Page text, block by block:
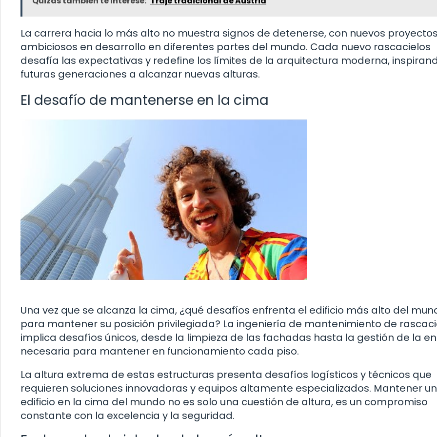
La carrera hacia lo más alto no muestra signos de detenerse, con nuevos proyectos
ambiciosos en desarrollo en diferentes partes del mundo. Cada nuevo rascacielos
desafía las expectativas y redefine los límites de la arquitectura moderna,
futuras generaciones a alcanzar nuevas alturas.
El desafío de mantenerse en la cima
Una vez que se alcanza la cima, ¿qué desafíos enfrenta el edificio más alto del
para mantener su posición privilegiada? La ingeniería de mantenimiento de
implica desafíos únicos, desde la limpieza de las fachadas hasta la gestión de la
necesaria para mantener en funcionamiento cada piso.
La altura extrema de estas estructuras presenta desafíos logísticos y técnicos que
requieren soluciones innovadoras y equipos altamente especializados. Mantener un
edificio en la cima del mundo no es solo una cuestión de altura, es un compromiso
constante con la excelencia y la seguridad.